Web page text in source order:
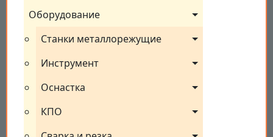
Оборудование
Станки металлорежущие
Инструмент
Оснастка
КПО